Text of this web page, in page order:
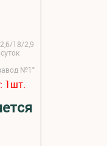
18/2,9
№1"
1шт.